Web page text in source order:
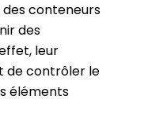
conteneurs
des
leur
de contrôler le
éléments